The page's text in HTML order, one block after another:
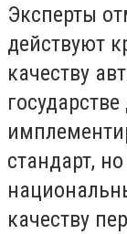
Эксперты
действуют
качеству
стандарт,
качеству